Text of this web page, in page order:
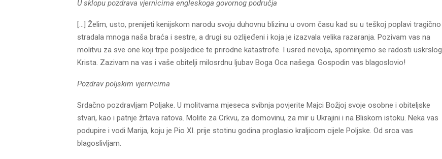
U sklopu pozdrava vjernicima engleskoga govornog područja
[…] Želim, usto, prenijeti kenijskom narodu svoju duhovnu blizinu u ovom času kad su u teškoj poplavi tragično
stradala mnoga naša braća i sestre, a drugi su ozlijeđeni i koja je izazvala velika razaranja. Pozivam vas na
molitvu za sve one koji trpe posljedice te prirodne katastrofe. I usred nevolja, spominjemo se radosti uskrslog
Krista. Zazivam na vas i vaše obitelji milosrdnu ljubav Boga Oca našega. Gospodin vas blagoslovio!
Pozdrav poljskim vjernicima
Srdačno pozdravljam Poljake. U molitvama mjeseca svibnja povjerite Majci Božjoj svoje osobne i obiteljske
stvari, kao i patnje žrtava ratova. Molite za Crkvu, za domovinu, za mir u Ukrajini i na Bliskom istoku. Neka vas
podupire i vodi Marija, koju je Pio XI. prije stotinu godina proglasio kraljicom cijele Poljske. Od srca vas
blagoslivljam.